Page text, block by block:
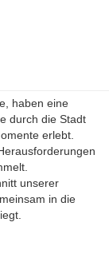
haben eine
durch die Stadt
erlebt.
unserer
in die